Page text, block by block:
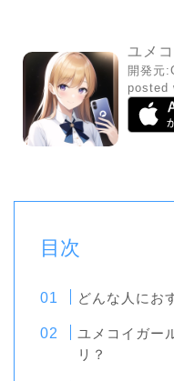
ユメ
開発元:
posted
目次
どんな人にお
ユメコイガー
リ？